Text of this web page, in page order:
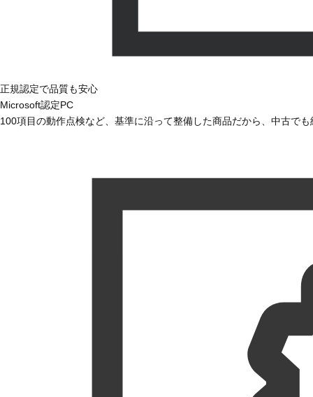
正規認定で品質も安心
Microsoft認定PC
100項目の動作点検など、基準に沿って整備した商品だから、中古で